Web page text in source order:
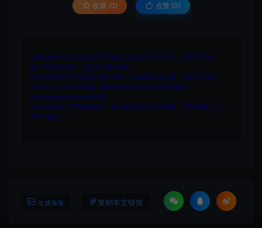
收藏 (0) 点赞 (0)
1.网站内所有文件均为网络共享资源，本站仅做打包整理。仅用于学习交
流，严禁商业用途，否则自行承担后果。
2.所有资源请于下载后24小时内删除。如需体验更多乐趣，请购买正版！
3.所有内容均来自互联网。如侵犯您的版权或利益请发送邮件：
cvformat#gmail.com (#换为@)
4.本站收费仅用于资源的保存、备份和分享所产生的费用，不用于盈利，亦
无任何盈利。
生成海报 复制本文链接